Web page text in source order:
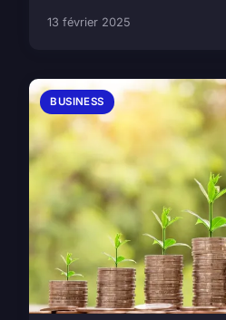
13 février 2025
BUSINESS